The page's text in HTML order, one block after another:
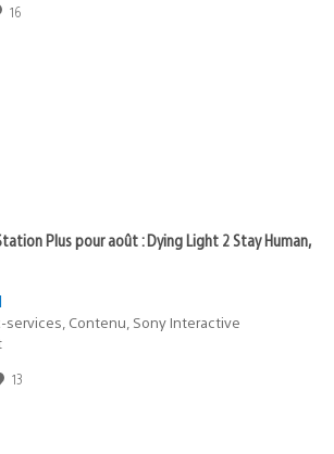
16
Plus pour août : Dying Light 2 Stay Human,
services, Contenu, Sony Interactive
13